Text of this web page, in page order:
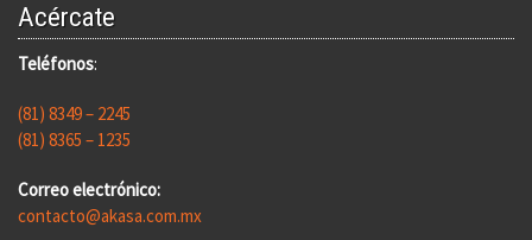
Acércate
Teléfonos:
(81) 8349 – 2245
(81) 8365 – 1235
Correo electrónico:
contacto@akasa.com.mx